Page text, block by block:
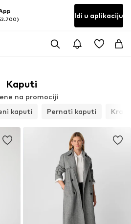
Idi u aplikaciju
Kaputi
na promociji
kaputi Pernati kaputi